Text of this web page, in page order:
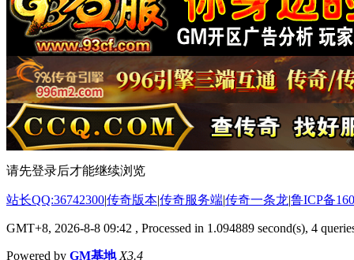
请先登录后才能继续浏览
站长QQ:36742300|传奇版本|传奇服务端|传奇一条龙|鲁ICP备
GMT+8, 2026-8-8 09:42 , Processed in 1.094889 second(s), 4
Powered by GM基地 X3.4